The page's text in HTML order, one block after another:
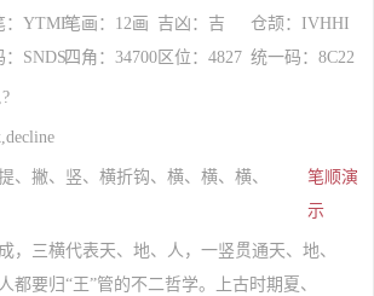
：YTMF笔画：12画 吉凶：吉
仓颉：IVHHI
：SNDS四角：34700 区位：4827 统一码：8C22
、撇、竖、横折钩、横、横、横、
笔顺演
示
，三横代表天、地、人，一竖贯通天、地、
都要归“王”管的不二哲学。上古时期夏、